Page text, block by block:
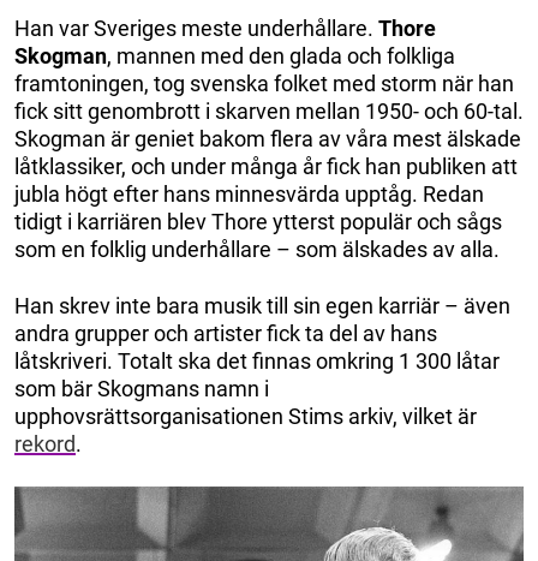
Han var Sveriges meste underhållare. Thore
Skogman, mannen med den glada och folkliga
framtoningen, tog svenska folket med storm när han
fick sitt genombrott i skarven mellan 1950- och 60-tal.
Skogman är geniet bakom flera av våra mest älskade
låtklassiker, och under många år fick han publiken att
jubla högt efter hans minnesvärda upptåg. Redan
tidigt i karriären blev Thore ytterst populär och sågs
som en folklig underhållare – som älskades av alla.
Han skrev inte bara musik till sin egen karriär – även
andra grupper och artister fick ta del av hans
låtskriveri. Totalt ska det finnas omkring 1 300 låtar
som bär Skogmans namn i
upphovsrättsorganisationen Stims arkiv, vilket är
rekord.